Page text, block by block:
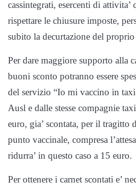
cassintegrati, esercenti di
rispettare le chiusure imposte,
subito la decurtazione del
Per dare maggiore supporto alla
buoni sconto potranno essere
del servizio “Io mi vaccino in
Ausl e dalle stesse compagnie
euro, gia’ scontata, per il tragitto
punto vaccinale, compresa
ridurra’ in questo caso a 15 euro.
Per ottenere i carnet scontati e’